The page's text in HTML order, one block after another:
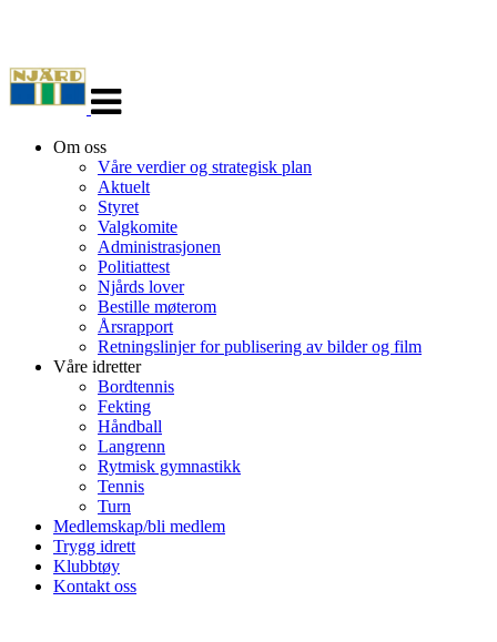
navigasjon
Om oss
Våre verdier og strategisk plan
Aktuelt
Styret
Valgkomite
Administrasjonen
Politiattest
Njårds lover
Bestille møterom
Årsrapport
Retningslinjer for publisering av bilder og film
Våre idretter
Bordtennis
Fekting
Håndball
Langrenn
Rytmisk gymnastikk
Tennis
Turn
Medlemskap/bli medlem
Trygg idrett
Klubbtøy
Kontakt oss